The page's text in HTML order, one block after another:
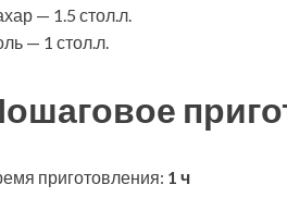
— 1.5 стол.л.
— 1 стол.л.
приготовления: 1 ч